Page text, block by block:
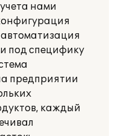
нами
под специфику
предприятии
каждый